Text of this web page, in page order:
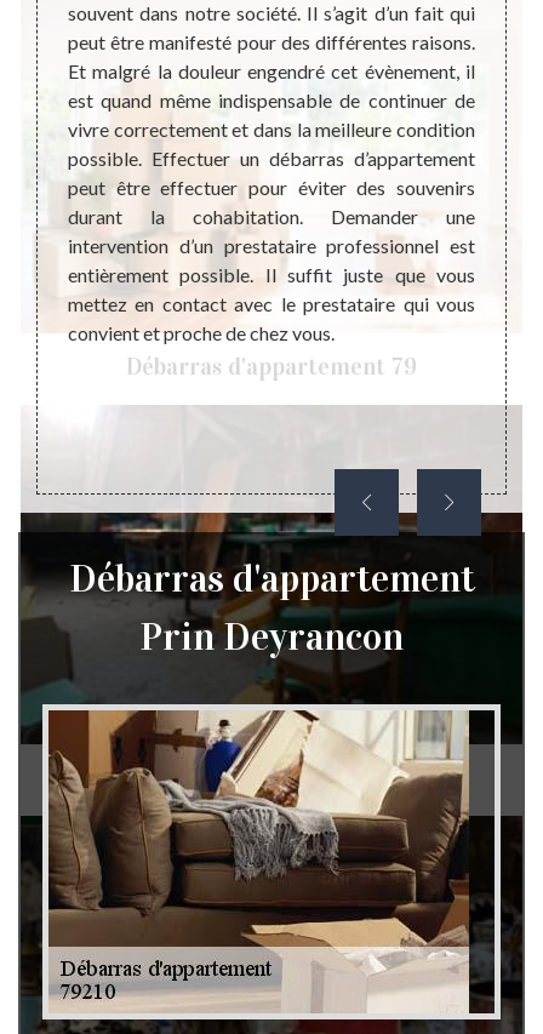
Débarras d'appartement 79
Débarras de grenier et cave 79
pour
de
vous
sans
souvent dans notre société. Il s’agit d’un fait qui
peut être manifesté pour des différentes raisons.
Et malgré la douleur engendré cet évènement, il
est quand même indispensable de continuer de
vivre correctement et dans la meilleure condition
possible. Effectuer un débarras d’appartement
peut être effectuer pour éviter des souvenirs
durant la cohabitation. Demander une
intervention d’un prestataire professionnel est
entièrement possible. Il suffit juste que vous
mettez en contact avec le prestataire qui vous
convient et proche de chez vous.
coût
suffit
pour
Débarras d'appartement
Prin Deyrancon